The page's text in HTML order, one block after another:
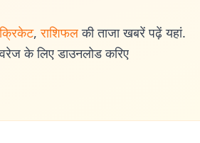
:
का अनुभव तथा तथ्यपरक पत्रकारिता के प्रति
भरोसेमंद और प्रामाणिक पत्रकार के रूप में स्थापित किया
क्रिकेट, राशिफल की ताजा खबरें पढ़ें यहां.
के लिए डाउनलोड करिए